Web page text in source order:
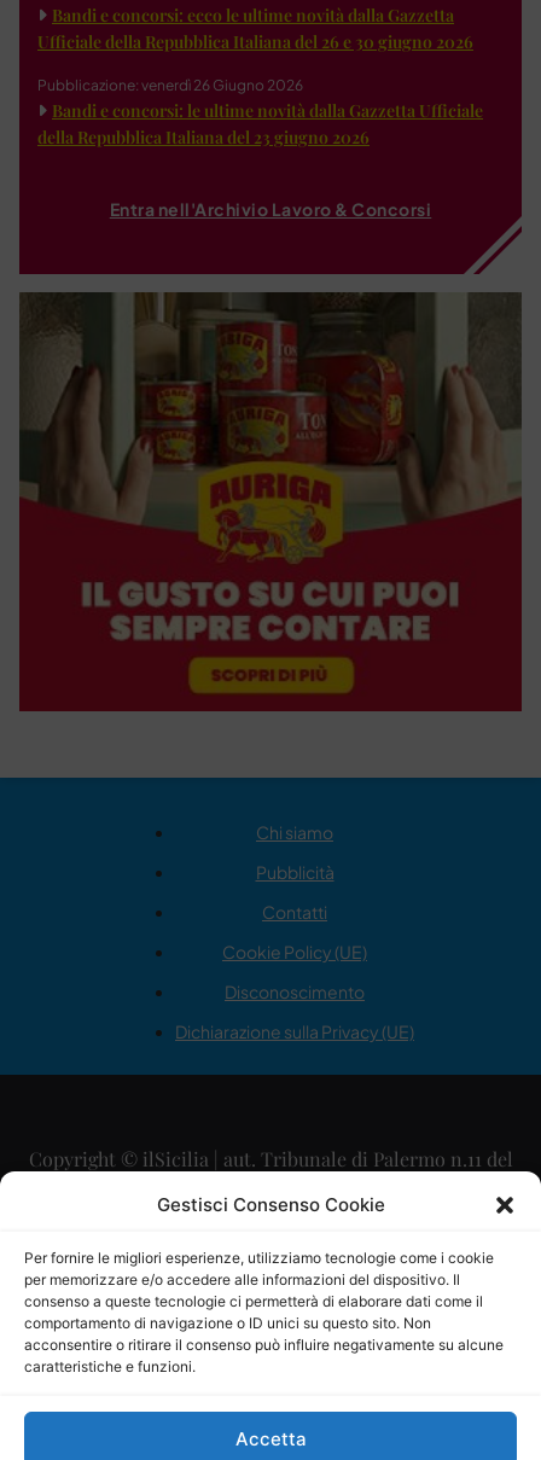
Gestisci Consenso Cookie
Per fornire le migliori esperienze, utilizziamo tecnologie come i cookie
per memorizzare e/o accedere alle informazioni del dispositivo. Il
consenso a queste tecnologie ci permetterà di elaborare dati come il
comportamento di navigazione o ID unici su questo sito. Non
acconsentire o ritirare il consenso può influire negativamente su alcune
caratteristiche e funzioni.
Accetta
Bandi e concorsi: ecco le ultime novità dalla Gazzetta
Ufficiale della Repubblica Italiana del 26 e 30 giugno 2026
Pubblicazione: venerdì 26 Giugno 2026
Bandi e concorsi: le ultime novità dalla Gazzetta Ufficiale
della Repubblica Italiana del 23 giugno 2026
Entra nell'Archivio Lavoro & Concorsi
Chi siamo
Pubblicità
Contatti
Cookie Policy (UE)
Disconoscimento
Dichiarazione sulla Privacy (UE)
Copyright © ilSicilia | aut. Tribunale di Palermo n.11 del
29/09/2015
Direttore Editoriale: Maurizio Scaglione
Direttore Responsabile: Maria Calabrese
P.IVA: 06334930820